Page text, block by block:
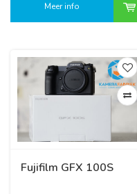
Meer info
Fujifilm GFX 100S